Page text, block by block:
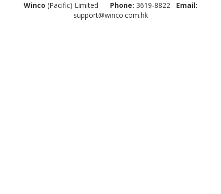
Winco (Pacific) Limited Phone: 3619-8822 Email:
support@winco.com.hk